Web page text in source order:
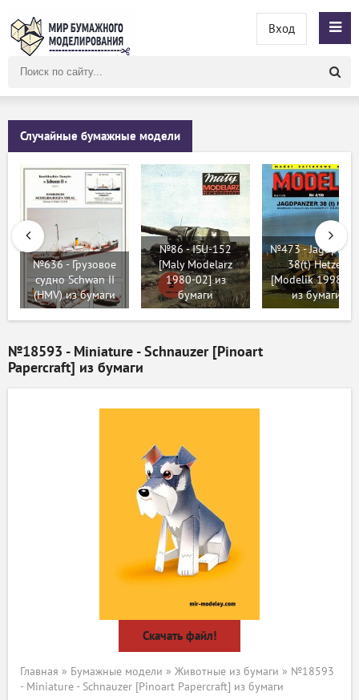
сайту
Вход
Случайные бумажные модели
№636 - Грузовое
судно Schwan II
(HMV) из бумаги
№86 - ISU-152
[Maly Modelarz
1980-02] из
бумаги
№473 -
38(t) Hetzer
[Modelik 1998-
из бумаги
№18593 - Miniature - Schnauzer [Pinoart
Papercraft] из бумаги
Скачать файл!
Главная » Бумажные модели » Животные из бумаги » №18593
- Miniature - Schnauzer [Pinoart Papercraft] из бумаги